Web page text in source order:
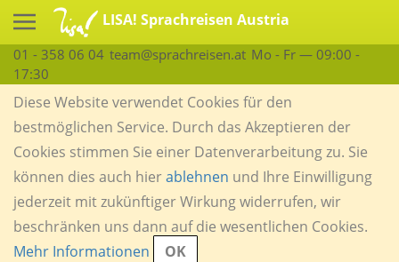
LISA! Sprachreisen Austria
01 - 358 06 04 team@sprachreisen.at Mo - Fr — 09:00 -
17:30
Diese Website verwendet Cookies für den
bestmöglichen Service. Durch das Akzeptieren der
Cookies stimmen Sie einer Datenverarbeitung zu. Sie
können dies auch hierablehnen und Ihre Einwilligung
jederzeit mit zukünftiger Wirkung widerrufen, wir
beschränken uns dann auf die wesentlichen Cookies.
Mehr Informationen
OK